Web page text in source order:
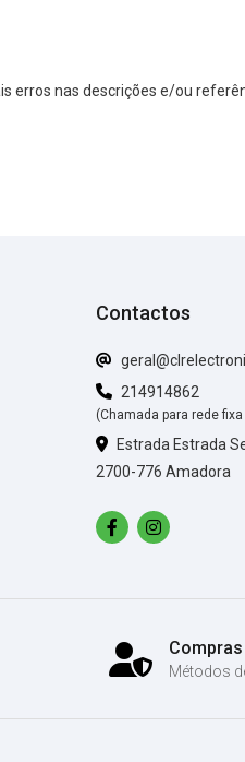
erros nas descrições e/ou
Contactos
214914862
(Chamada para rede
Estrada Estrada
2700-776 Amadora
Métodos